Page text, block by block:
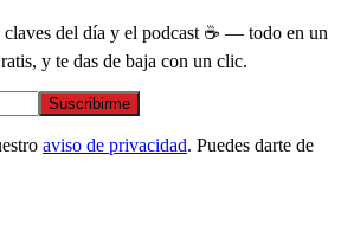
claves del día y el podcast ☕ — todo en un
y te das de baja con un clic.
Suscribirme
aviso de privacidad. Puedes darte de